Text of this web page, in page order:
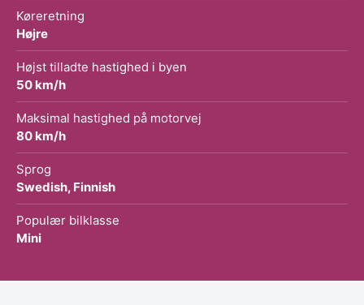
Køreretning
Højre
Højst tilladte hastighed i byen
50 km/h
Maksimal hastighed på motorvej
80 km/h
Sprog
Swedish, Finnish
Populær bilklasse
Mini